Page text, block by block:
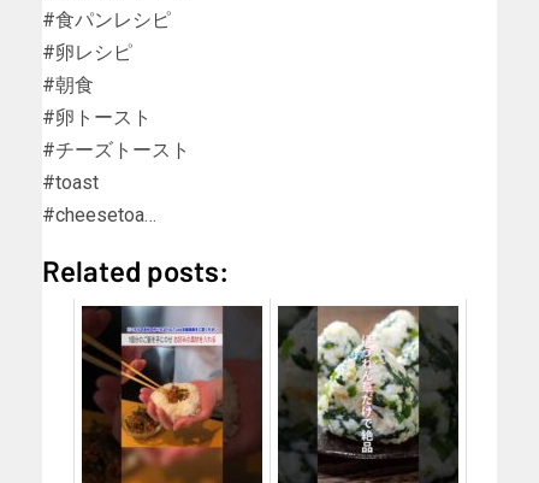
#食パンレシピ
#卵レシピ
#朝食
#卵トースト
#チーズトースト
#toast
#cheesetoa…
Related posts: